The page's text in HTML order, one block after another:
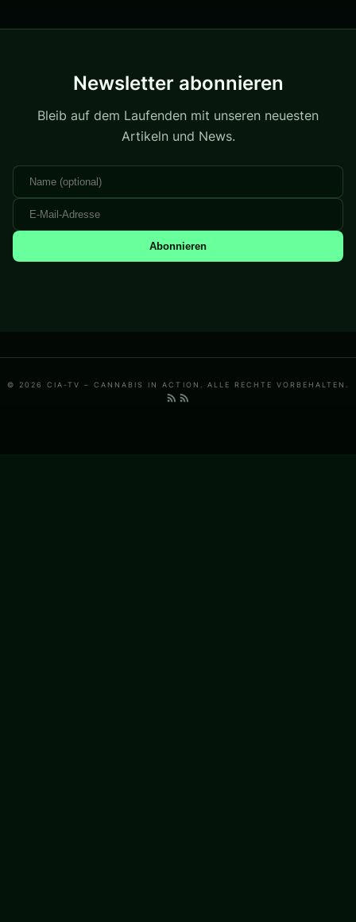
Newsletter abonnieren
Bleib auf dem Laufenden mit unseren neuesten
Artikeln und News.
Abonnieren
© 2026 CIA-TV – CANNABIS IN ACTION. ALLE RECHTE VORBEHALTEN.